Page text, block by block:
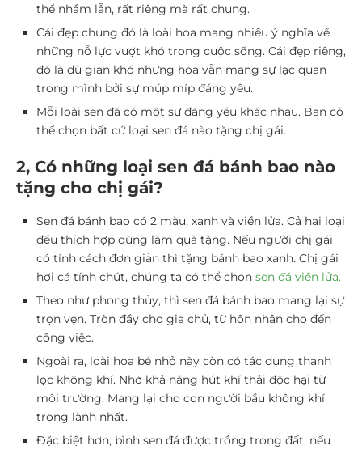
thể nhầm lẫn, rất riêng mà rất chung.
Cái đẹp chung đó là loài hoa mang nhiều ý nghĩa về
những nỗ lực vượt khó trong cuộc sống. Cái đẹp riêng,
đó là dù gian khó nhưng hoa vẫn mang sự lạc quan
trong mình bởi sự múp míp đáng yêu.
Mỗi loài sen đá có một sự đáng yêu khác nhau. Bạn có
thể chọn bất cứ loại sen đá nào tặng chị gái.
2, Có những loại sen đá bánh bao nào
tặng cho chị gái?
Sen đá bánh bao có 2 màu, xanh và viền lửa. Cả hai loại
đều thích hợp dùng làm quà tặng. Nếu người chị gái
có tính cách đơn giản thì tặng bánh bao xanh. Chị gái
hơi cá tính chút, chúng ta có thể chọn sen đá viền lửa.
Theo như phong thủy, thì sen đá bánh bao mang lại sự
trọn vẹn. Tròn đầy cho gia chủ, từ hôn nhân cho đến
công việc.
Ngoài ra, loài hoa bé nhỏ này còn có tác dụng thanh
lọc không khí. Nhờ khả năng hút khí thải độc hại từ
môi trường. Mang lại cho con người bầu không khí
trong lành nhất.
Đặc biệt hơn, bình sen đá được trồng trong đất, nếu